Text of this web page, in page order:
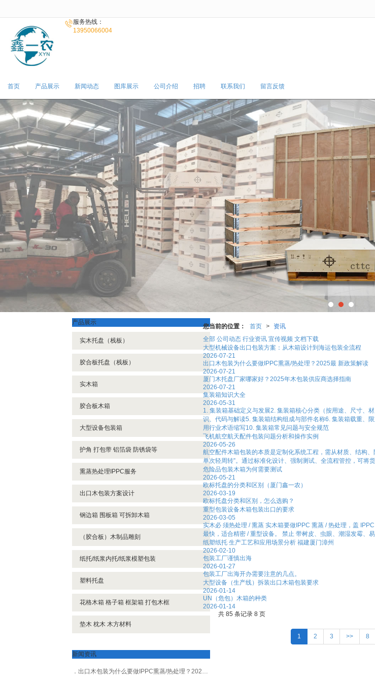
服务热线：
13950066004
首页 产品展示 新闻动态 图库展示 公司介绍 招聘 联系我们 留言反馈
您当前的位置： 首页 >
资讯
全部 公司动态 行业资讯 宣传视频 文档下载
大型机械设备出口包装方案：从木箱设计到海运包装全流程
2026-07-21
出口木包装为什么要做IPPC熏蒸/热处理？2025最 新政策解读
2026-07-21
厦门木托盘厂家哪家好？2025年木包装供应商选择指南
2026-07-21
集装箱知识大全
2026-05-31
1. 集装箱基础定义与发展2. 集装箱核心分类（按用途、尺寸、
识、代码与解读5. 集装箱结构组成与部件名称6. 集装箱载重、
用行业术语缩写10. 集装箱常见问题与安全规范
飞机航空航天配件包装问题分析和操作实例
2026-05-26
航空配件木箱包装的本质是定制化系统工程，需从材质、结构
单次轻周转”。通过标准化设计、强制测试、全流程管控，可将
危险品包装木箱为何需要测试
2026-05-21
欧标托盘的分类和区别（厦门鑫一农）
2026-03-19
欧标托盘分类和区别，怎么选购？
重型包装设备木箱包装出口的要求
2026-03-05
实木必 须热处理 / 熏蒸 实木箱要做IPPC 熏蒸 / 热处理，盖
最快，适合精密 / 重型设备。 禁止 带树皮、虫眼、潮湿发霉、易
纸塑纸托 生产工艺和应用场景分析 福建厦门漳州
2026-02-10
包装工厂谨慎出海
2026-01-27
包装工厂出海开办需要注意的几点。
大型设备（生产线）拆装出口木箱包装要求
2026-01-14
UN（危包）木箱的种类
2026-01-14
共 85 条记录 8 页
1 2 3 >> 8
产品展示
实木托盘（栈板）
胶合板托盘（栈板）
实木箱
胶合板木箱
大型设备包装箱
护角 打包带 铝箔袋 防锈袋等
熏蒸热处理IPPC服务
出口木包装方案设计
钢边箱 围板箱 可拆卸木箱
（胶合板）木制品雕刻
纸托/纸浆内托/纸浆模塑包装
塑料托盘
花格木箱 格子箱 框架箱 打包木框
垫木 枕木 木方材料
新闻资讯
出口木包装为什么要做IPPC熏蒸/热处理？2025最 新政策解读